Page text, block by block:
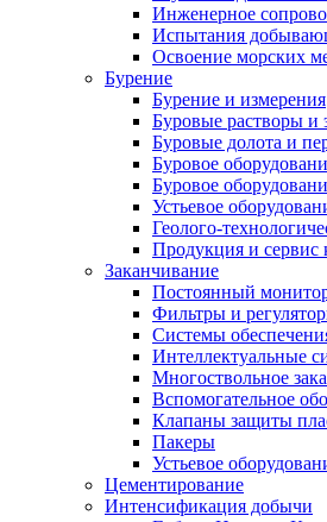
Инженерное
Испытания
Освоение морских
Бурение
Бурение и измерения
Буровые растворы и
Буровые долота и
Буровое
Буровое
Устьевое
Геолого-
Продукция и сервис
Заканчивание
Постоянный
Фильтры и
Cистемы
Интеллектуальные
Многоствольное
Вспомогательное
Клапаны защиты
Пакеры
Устьевое
Цементирование
Интенсификация добычи